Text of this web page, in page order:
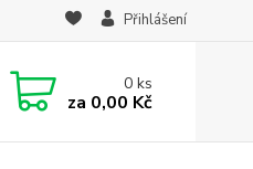
Přihlášení
0ks
za 0,00 Kč